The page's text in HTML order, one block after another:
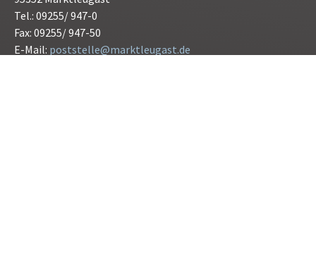
Tel.: 09255/ 947-0
Fax: 09255/ 947-50
E-Mail: poststelle@marktleugast.de